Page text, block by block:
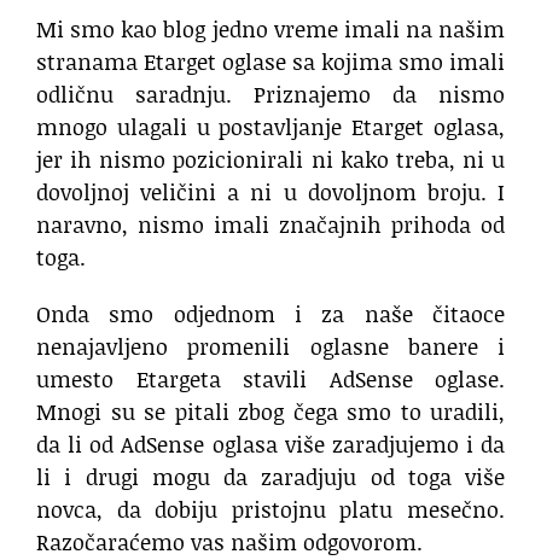
Mi smo kao blog jedno vreme imali na našim
stranama Etarget oglase sa kojima smo imali
odličnu saradnju. Priznajemo da nismo
mnogo ulagali u postavljanje Etarget oglasa,
jer ih nismo pozicionirali ni kako treba, ni u
dovoljnoj veličini a ni u dovoljnom broju. I
naravno, nismo imali značajnih prihoda od
toga.
Onda smo odjednom i za naše čitaoce
nenajavljeno promenili oglasne banere i
umesto Etargeta stavili AdSense oglase.
Mnogi su se pitali zbog čega smo to uradili,
da li od AdSense oglasa više zaradjujemo i da
li i drugi mogu da zaradjuju od toga više
novca, da dobiju pristojnu platu mesečno.
Razočaraćemo vas našim odgovorom.